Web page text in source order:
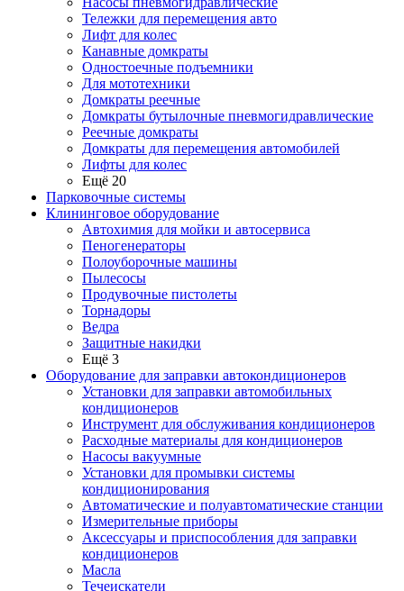
Тележки для перемещения авто
Лифт для колес
Канавные домкраты
Одностоечные подъемники
Для мототехники
Домкраты реечные
Домкраты бутылочные пневмогидравлические
Реечные домкраты
Домкраты для перемещения автомобилей
Лифты для колес
Ещё 20
Парковочные системы
Клининговое оборудование
Автохимия для мойки и автосервиса
Пеногенераторы
Полоуборочные машины
Пылесосы
Продувочные пистолеты
Торнадоры
Ведра
Защитные накидки
Ещё 3
Оборудование для заправки автокондиционеров
Установки для заправки автомобильных
кондиционеров
Инструмент для обслуживания кондиционеров
Расходные материалы для кондиционеров
Насосы вакуумные
Установки для промывки системы
кондиционирования
Автоматические и полуавтоматические станции
Измерительные приборы
Аксессуары и приспособления для заправки
кондиционеров
Масла
Течеискатели